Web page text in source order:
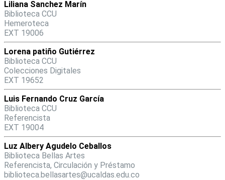
Liliana Sanchez Marín
Biblioteca CCU
Hemeroteca
EXT 19006
Lorena patiño Gutiérrez
Biblioteca CCU
Colecciones Digitales
EXT 19652
Luis Fernando Cruz García
Biblioteca CCU
Referencista
EXT 19004
Luz Albery Agudelo Ceballos
Biblioteca Bellas Artes
Referencista, Circulación y Préstamo
biblioteca.bellasartes@ucaldas.edu.co